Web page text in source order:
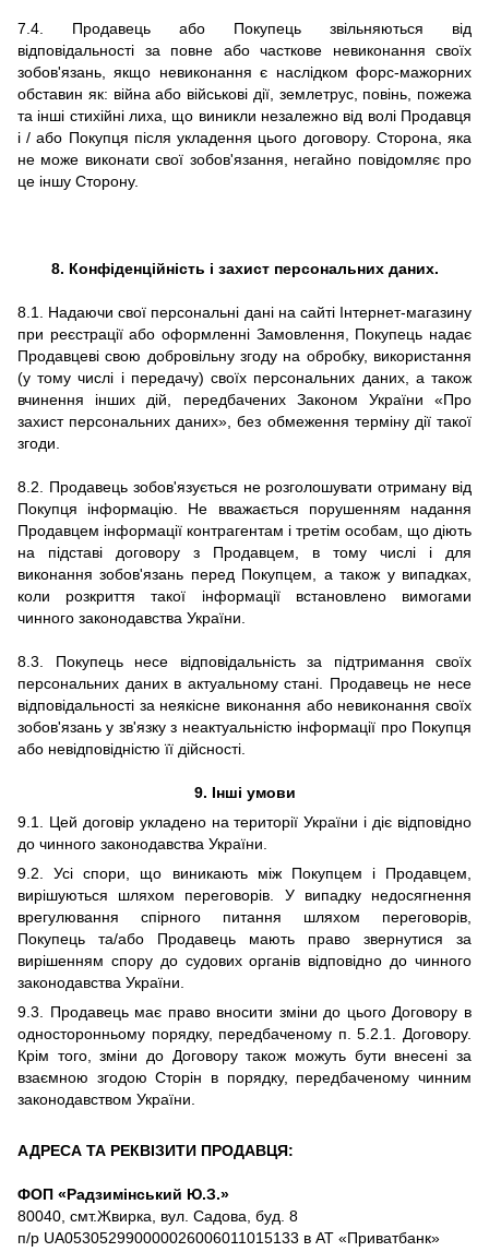
7.4.
Продавець або Покупець звільняються від
відповідальності за повне або часткове невиконання своїх
зобов'язань, якщо невиконання є наслідком форс-мажорних
обставин як: війна або військові дії, землетрус, повінь, пожежа
та інші стихійні лиха, що виникли незалежно від волі Продавця
і / або Покупця після укладення цього договору. Сторона, яка
не може виконати свої зобов'язання, негайно повідомляє про
це іншу Сторону.
8. Конфіденційність і захист персональних даних.
8.1. Надаючи свої персональні дані на сайті Інтернет-магазину
при реєстрації або оформленні Замовлення, Покупець надає
Продавцеві свою добровільну згоду на обробку, використання
(у тому числі і передачу) своїх персональних даних, а також
вчинення інших дій, передбачених Законом України «Про
захист персональних даних», без обмеження терміну дії такої
згоди.
8.2. Продавець зобов'язується не розголошувати отриману від
Покупця інформацію. Не вважається порушенням надання
Продавцем інформації контрагентам і третім особам, що діють
на підставі договору з Продавцем, в тому числі і для
виконання зобов'язань перед Покупцем, а також у випадках,
коли розкриття такої інформації встановлено вимогами
чинного законодавства України.
8.3. Покупець несе відповідальність за підтримання своїх
персональних даних в актуальному стані. Продавець не несе
відповідальності за неякісне виконання або невиконання своїх
зобов'язань у зв'язку з неактуальністю інформації про Покупця
або невідповідністю її дійсності.
9. Інші умови
9.1. Цей договір укладено на території України і діє відповідно
до чинного законодавства України.
9.2. Усі спори, що виникають між Покупцем і Продавцем,
вирішуються шляхом переговорів. У випадку недосягнення
врегулювання спірного питання шляхом переговорів,
Покупець та/або Продавець мають право звернутися за
вирішенням спору до судових органів відповідно до чинного
законодавства України.
9.3. Продавець має право вносити зміни до цього Договору в
односторонньому порядку, передбаченому п. 5.2.1. Договору.
Крім того, зміни до Договору також можуть бути внесені за
взаємною згодою Сторін в порядку, передбаченому чинним
законодавством України.
АДРЕСА ТА РЕКВІЗИТИ ПРОДАВЦЯ:
ФОП «Радзимінський Ю.З.»
80040, смт.Жвирка, вул. Садова, буд. 8
п/р UA053052990000026006011015133 в АТ «Приватбанк»